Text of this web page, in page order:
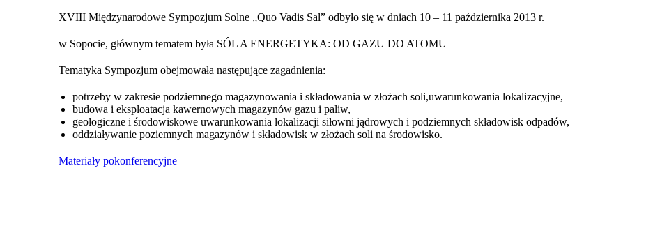
XVIII Międzynarodowe Sympozjum Solne „Quo Vadis Sal” odbyło się w dniach 10 – 11 października 2013 r.
w Sopocie, głównym tematem była SÓL A ENERGETYKA: OD GAZU DO ATOMU
Tematyka Sympozjum obejmowała następujące zagadnienia:
potrzeby w zakresie podziemnego magazynowania i składowania w złożach soli,uwarunkowania lokalizacyjne,
budowa i eksploatacja kawernowych magazynów gazu i paliw,
geologiczne i środowiskowe uwarunkowania lokalizacji siłowni jądrowych i podziemnych składowisk odpadów,
oddziaływanie poziemnych magazynów i składowisk w złożach soli na środowisko.
Materiały pokonferencyjne